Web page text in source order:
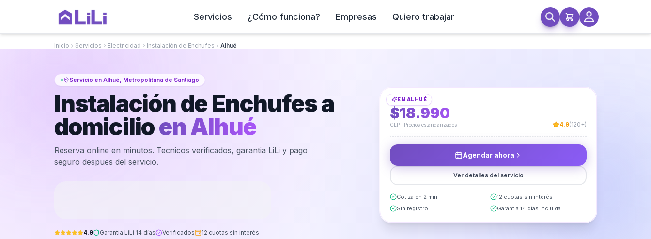
Servicios ¿Cómo funciona? Empresas Quiero trabajar
Inicio Servicios Electricidad Instalación de Enchufes Alhué
Servicio en Alhué, Metropolitana de Santiago
Instalación de Enchufes a
domicilioenAlhué
Reserva online en minutos. Tecnicos verificados, garantia LiLi y pago
seguro despues del servicio.
4.9 Garantia LiLi 14 días Verificados 12 cuotas sin interés
EN ALHUÉ
DESDE
$18.990
CLP · Precios estandarizados 4.9(120+)
Agendar ahora
Ver detalles del servicio
Cotiza en 2 min
12 cuotas sin interés
Sin registro
Garantia 14 días incluida